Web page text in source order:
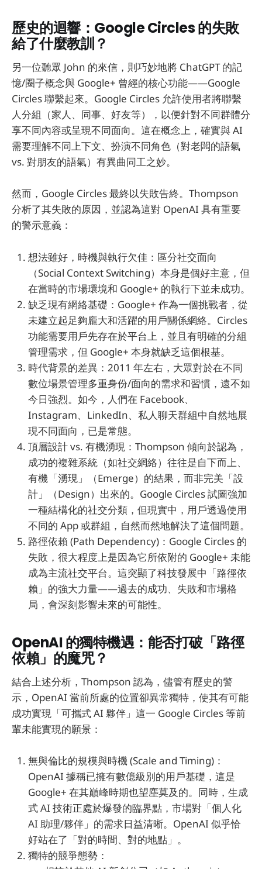
歷史的迴響：Google Circles 的失敗
給了什麼教訓？
另一位聽眾 John 的來信，則巧妙地將 ChatGPT 的記
憶/圈子概念與 Google+ 曾經的核心功能——Google
Circles 聯繫起來。Google Circles 允許使用者將聯繫
人分組（家人、同事、好友等），以便針對不同群體分
享不同內容或呈現不同面向。這在概念上，確實與 AI
需要理解不同上下文、扮演不同角色（對老闆的語氣
vs. 對朋友的語氣）有異曲同工之妙。
然而，Google Circles 最終以失敗告終。Thompson
分析了其失敗的原因，並認為這對 OpenAI 具有重要
的警示意義：
想法雖好，時機與執行欠佳：區分社交面向
（Social Context Switching）本身是個好主意，但
在當時的市場環境和 Google+ 的執行下並未成功。
缺乏現有網絡基礎：Google+ 作為一個挑戰者，從
未建立起足夠龐大和活躍的用戶關係網絡。Circles
功能需要用戶先存在於平台上，並且有明確的分組
管理需求，但 Google+ 本身就缺乏這個根基。
時代背景的差異：2011 年左右，大眾對於在不同
數位場景管理多重身份/面向的需求和習慣，遠不如
今日強烈。如今，人們在 Facebook、
Instagram、LinkedIn、私人聊天群組中自然地展
現不同面向，已是常態。
頂層設計 vs. 有機湧現：Thompson 傾向於認為，
成功的複雜系統（如社交網絡）往往是自下而上、
有機「湧現」（Emerge）的結果，而非完美「設
計」（Design）出來的。Google Circles 試圖強加
一種結構化的社交分類，但現實中，用戶透過使用
不同的 App 或群組，自然而然地解決了這個問題。
路徑依賴 (Path Dependency)：Google Circles 的
失敗，很大程度上是因為它所依附的 Google+ 未能
成為主流社交平台。這突顯了科技發展中「路徑依
賴」的強大力量——過去的成功、失敗和市場格
局，會深刻影響未來的可能性。
OpenAI 的獨特機遇：能否打破「路徑
依賴」的魔咒？
結合上述分析，Thompson 認為，儘管有歷史的警
示，OpenAI 當前所處的位置卻異常獨特，使其有可能
成功實現「可攜式 AI 夥伴」這一 Google Circles 等前
輩未能實現的願景：
無與倫比的規模與時機 (Scale and Timing)：
OpenAI 據稱已擁有數億級別的用戶基礎，這是
Google+ 在其巔峰時期也望塵莫及的。同時，生成
式 AI 技術正處於爆發的臨界點，市場對「個人化
AI 助理/夥伴」的需求日益清晰。OpenAI 似乎恰
好站在了「對的時間、對的地點」。
獨特的競爭態勢：